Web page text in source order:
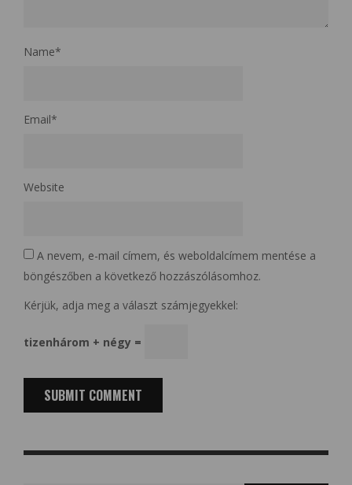
Name*
Email*
Website
A nevem, e-mail címem, és weboldalcímem mentése a
böngészőben a következő hozzászólásomhoz.
Kérjük, adja meg a választ számjegyekkel:
tizenhárom + négy =